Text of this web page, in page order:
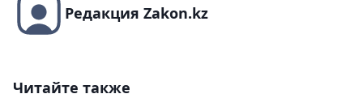
Редакция Zakon.kz
Читайте также